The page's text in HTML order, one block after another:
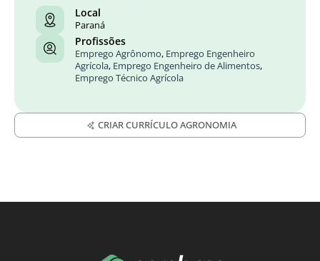
Local
Paraná
Profissões
Emprego Agrônomo, Emprego Engenheiro
Agrícola, Emprego Engenheiro de Alimentos,
Emprego Técnico Agrícola
CRIAR CURRÍCULO AGRONOMIA